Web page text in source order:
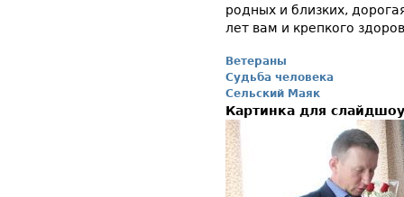
родных и близких,
лет вам и крепкого
Ветераны
Судьба человека
Сельский Маяк
Картинка для